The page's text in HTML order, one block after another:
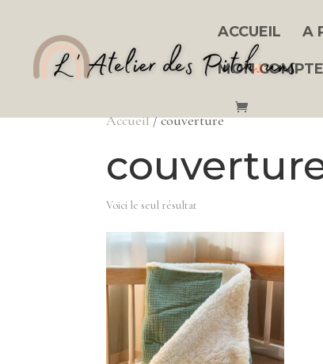
ACCUEIL A
MON COMPTE
Accueil/ couverture
Voici le seul résultat